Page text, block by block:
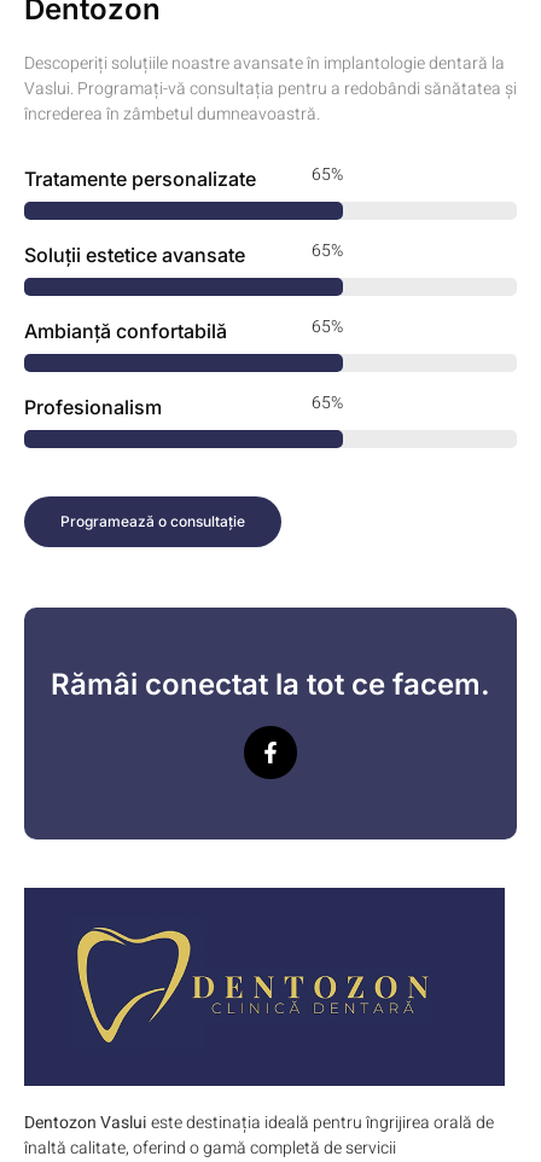
Dentozon
Descoperiți soluțiile noastre avansate în implantologie dentară la
Vaslui. Programați-vă consultația pentru a redobândi sănătatea și
încrederea în zâmbetul dumneavoastră.
Tratamente personalizate
Soluții estetice avansate
Ambianță confortabilă
Profesionalism
Programează o consultație
Rămâi conectat la tot ce facem.
Dentozon Vasluieste destinația ideală pentru îngrijirea orală de
înaltă calitate, oferind o gamă completă de servicii